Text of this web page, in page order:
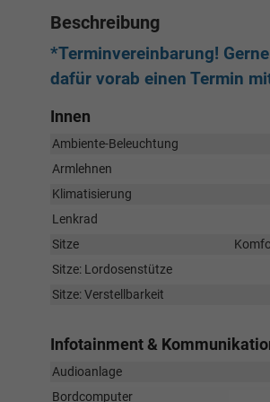
Beschreibung
*Terminvereinbarung!
dafür vorab einen Termin
Innen
Ambiente-Beleuchtung
Armlehnen
Klimatisierung
Lenkrad
Sitze
Sitze: Lordosenstütze
Sitze: Verstellbarkeit
Infotainment &
Audioanlage
Bordcomputer